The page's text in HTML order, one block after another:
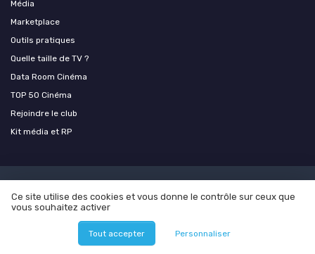
Média
Marketplace
Outils pratiques
Quelle taille de TV ?
Data Room Cinéma
TOP 50 Cinéma
Rejoindre le club
Kit média et RP
de TV choisir ? Le calculateur distance / écran
Simulateur
casque ou écouteurs choisir ? Le quiz en 2 questions
HDMI choisir ? Le vérificateur version + longueur
Ce site utilise des cookies et vous donne le contrôle sur ceux que
vous souhaitez activer
Tout accepter Personnaliser